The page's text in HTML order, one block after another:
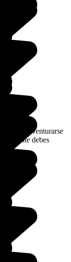
aventurarse
debes